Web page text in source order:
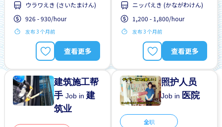
有机会被录取全职工作
靠近车站
ウラワえき (さいたまけん)
926 - 930/hour
发布 3 个月前
查看更多
男性首选
自行车停放处
高收入潜能
ニッパえき (かながわけん)
1,200 - 1,800/hour
发布 3 个月前
查看更多
建筑施工帮
手Job in 建
筑业
照护人员
Job in 医院
全职